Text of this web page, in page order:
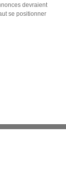
devraient
se positionner